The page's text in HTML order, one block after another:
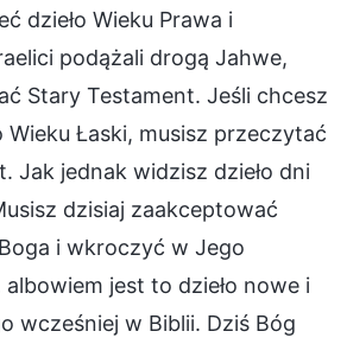
dzieło Wieku Prawa i
podążali drogą Jahwe,
Stary Testament. Jeśli chcesz
Wieku Łaski, musisz przeczytać
Jak jednak widzisz dzieło dni
dzisiaj zaakceptować
i wkroczyć w Jego
albowiem jest to dzieło nowe i
wcześniej w Biblii. Dziś Bóg